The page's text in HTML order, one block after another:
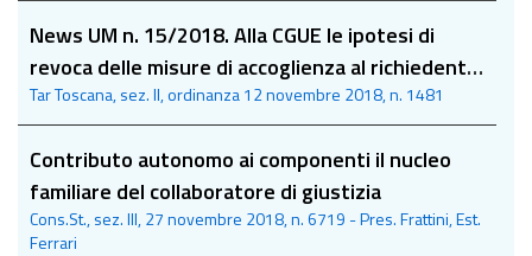
News UM n. 15/2018. Alla CGUE le ipotesi di
revoca delle misure di accoglienza al richiedente
la protezione internazionale per violazione di
norme generali dell’ordinamento
Tar Toscana, sez. II, ordinanza 12 novembre 2018, n. 1481
Contributo autonomo ai componenti il nucleo
familiare del collaboratore di giustizia
Cons.St., sez. III, 27 novembre 2018, n. 6719 - Pres. Frattini, Est.
Ferrari